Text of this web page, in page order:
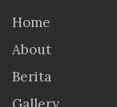
Home
About
Berita